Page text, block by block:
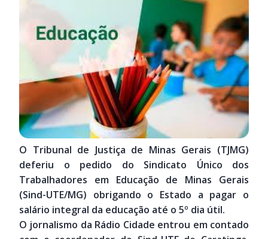
O Tribunal de Justiça de Minas Gerais (TJMG)
deferiu o pedido do Sindicato Único dos
Trabalhadores em Educação de Minas Gerais
(Sind-UTE/MG) obrigando o Estado a pagar o
salário integral da educação até o 5º dia útil.
O jornalismo da Rádio Cidade entrou em contado